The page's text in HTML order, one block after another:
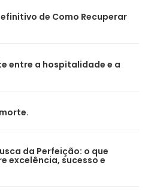
de Como Recuperar
entre a hospitalidade e a
da Perfeição: o que
excelência, sucesso e